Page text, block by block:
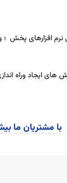
نرم
ایجاد وراه
با مشتریان ما